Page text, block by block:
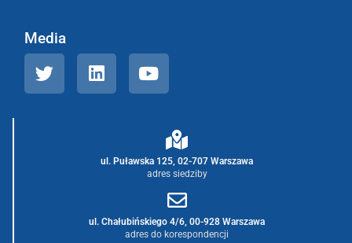
Media
ul. Puławska 125, 02-707 Warszawa
adres siedziby
ul. Chałubińskiego 4/6, 00-928 Warszawa
adres do korespondencji